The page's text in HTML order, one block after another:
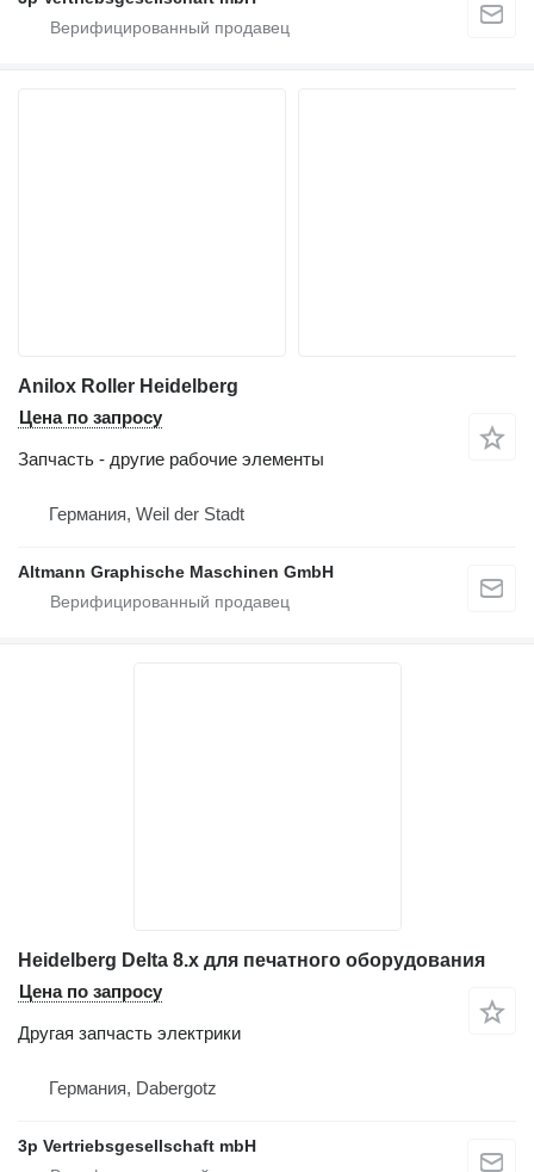
Anilox Roller Heidelberg
Цена по запросу
Запчасть - другие рабочие элементы
Германия, Weil der Stadt
Altmann Graphische Maschinen GmbH
Heidelberg Delta 8.x для печатного оборудования
Цена по запросу
Другая запчасть электрики
Германия, Dabergotz
3p Vertriebsgesellschaft mbH